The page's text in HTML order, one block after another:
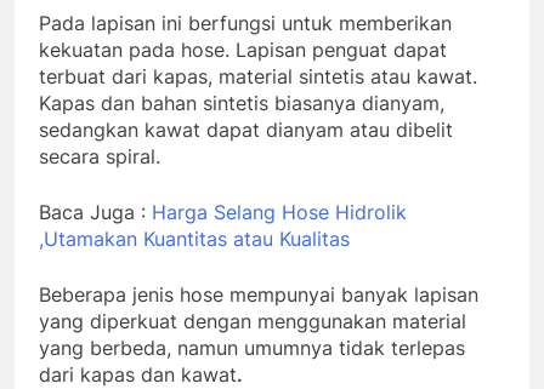
Pada lapisan ini berfungsi untuk memberikan
kekuatan pada hose. Lapisan penguat dapat
terbuat dari kapas, material sintetis atau kawat.
Kapas dan bahan sintetis biasanya dianyam,
sedangkan kawat dapat dianyam atau dibelit
secara spiral.
Baca Juga : Harga Selang Hose Hidrolik
,Utamakan Kuantitas atau Kualitas
Beberapa jenis hose mempunyai banyak lapisan
yang diperkuat dengan menggunakan material
yang berbeda, namun umumnya tidak terlepas
dari kapas dan kawat.